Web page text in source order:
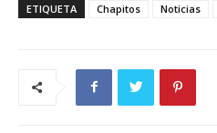
ETIQUETA Chapitos Noticias